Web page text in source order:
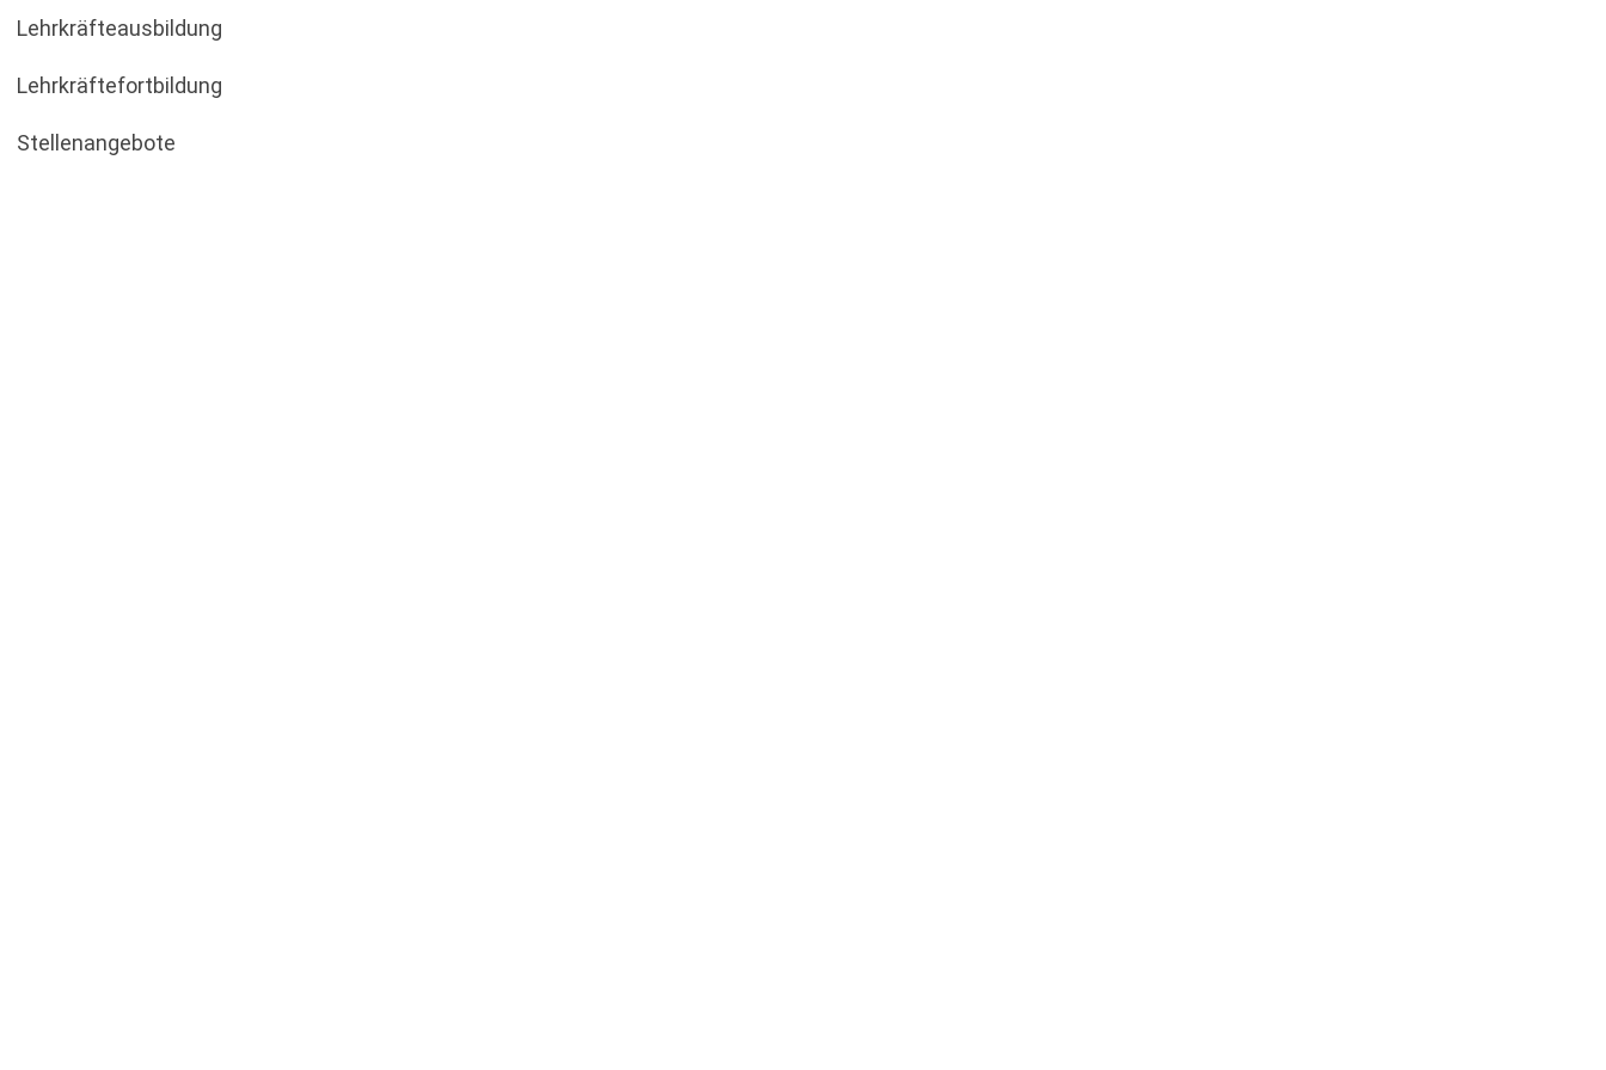
Lehrkräfteausbildung
Lehrkräftefortbildung
Stellenangebote